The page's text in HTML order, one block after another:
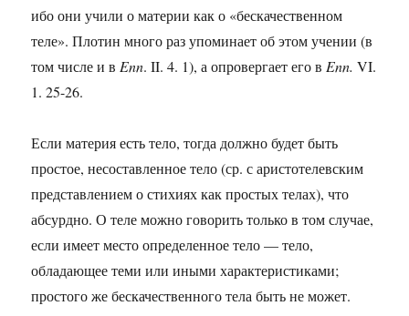
ибо они учили о материи как о «бескачественном
теле». Плотин много раз упоминает об этом учении (в
том числе и в Enn. II. 4. 1), а опровергает его в Enn. VI.
1. 25-26.
Если материя есть тело, тогда должно будет быть
простое, несоставленное тело (ср. с аристотелевским
представлением о стихиях как простых телах), что
абсурдно. О теле можно говорить только в том случае,
если имеет место определенное тело — тело,
обладающее теми или иными характеристиками;
простого же бескачественного тела быть не может.